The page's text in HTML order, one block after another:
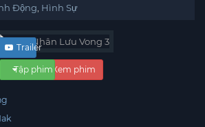
Động Hình Sự
Xem phim
Trailer
Tập phim